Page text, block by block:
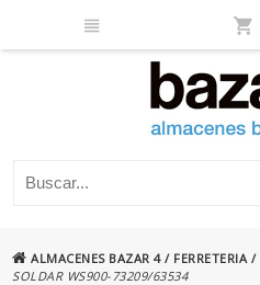
ALMACENES BAZAR 4/ FERRETERIA /
SOLDAR WS900-73209/63534